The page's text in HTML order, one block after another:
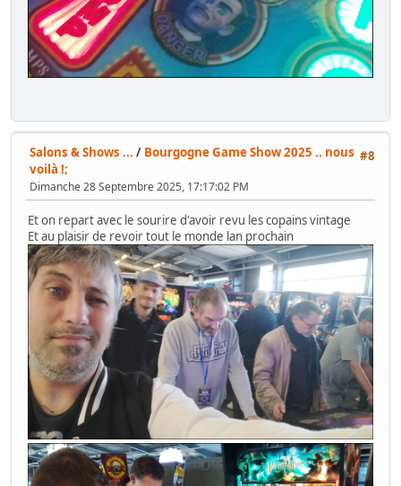
#8
Salons & Shows ... / Bourgogne Game Show 2025 .. nous
voilà !;
Dimanche 28 Septembre 2025, 17:17:02 PM
Et on repart avec le sourire d'avoir revu les copains vintage
Et au plaisir de revoir tout le monde lan prochain